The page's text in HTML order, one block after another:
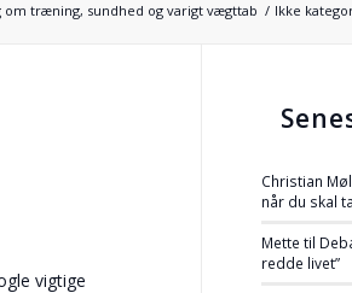
om træning, sundhed og varigt vægttab / Ikke
vigtige
Christian
når du skal
Mette til
redde livet”